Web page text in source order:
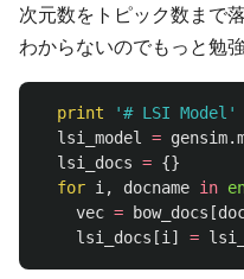
次元数をトピック数まで
わからないのでもっと勉強
print '# LSI Model '
lsi_model
= gensim.
lsi_docs = {}
for i , docname in
vec = bow_docs [
lsi_docs [i ] =